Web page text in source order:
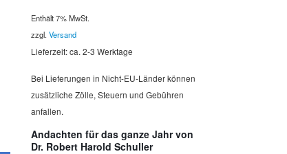
Enthält 7% MwSt.
zzgl. Versand
Lieferzeit: ca. 2-3 Werktage
Bei Lieferungen in Nicht-EU-Länder können
zusätzliche Zölle, Steuern und Gebühren
anfallen.
Andachten für das ganze Jahr von
Dr. Robert Harold Schuller